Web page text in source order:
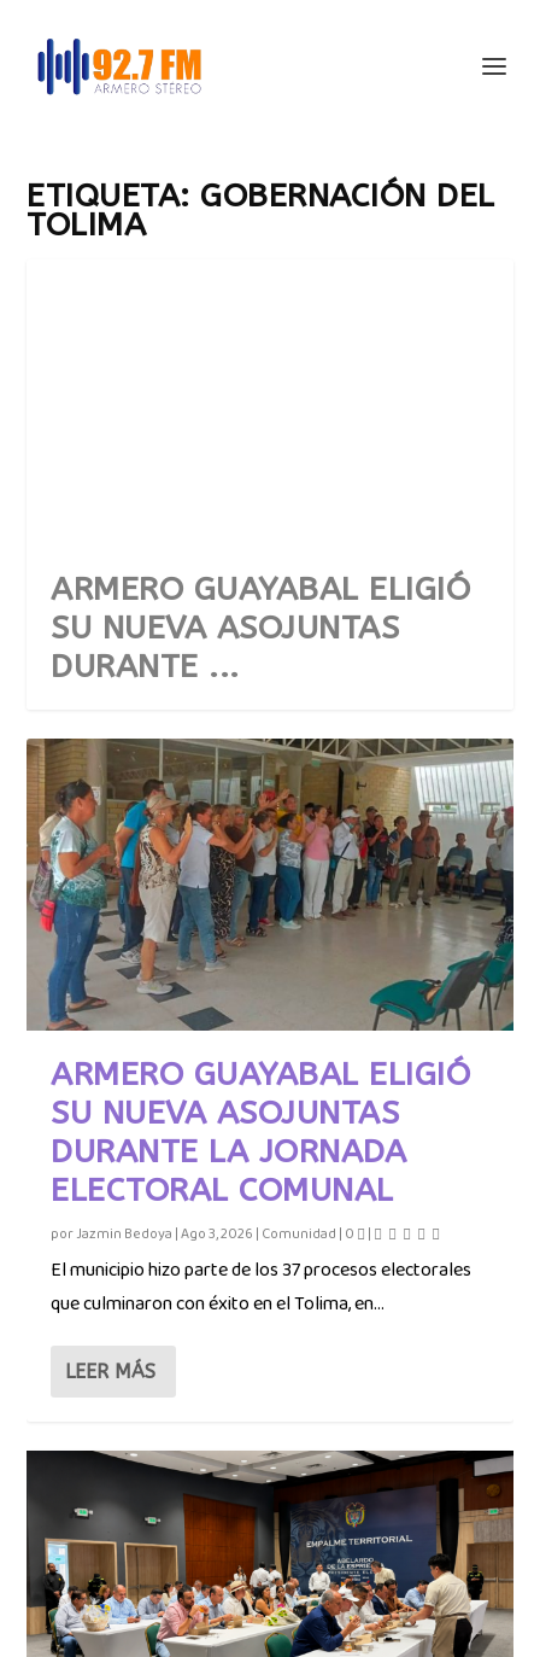
ETIQUETA: GOBERNACIÓN DEL
TOLIMA
ARMERO GUAYABAL ELIGIÓ
SU NUEVA ASOJUNTAS
DURANTE ...
VILLARRICA IMPULSA SU
FUTURO: LLEGA EL TOUR DE
LAS...
ARMERO GUAYABAL ELIGIÓ
SU NUEVA ASOJUNTAS
DURANTE LA JORNADA
ELECTORAL COMUNAL
porJazmin Bedoya |Ago 3, 2026 | Comunidad | 0 |
El municipio hizo parte de los 37 procesos electorales
que culminaron con éxito en el Tolima, en...
LEER MÁS